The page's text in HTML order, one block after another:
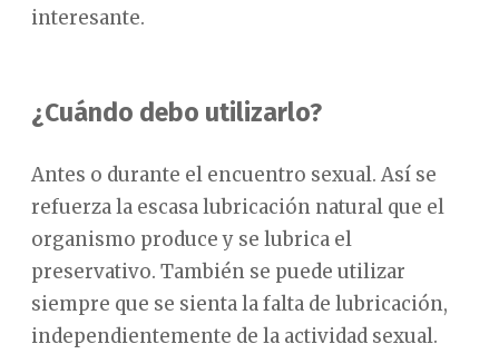
interesante.
¿Cuándo debo utilizarlo?
Antes o durante el encuentro sexual. Así se
refuerza la escasa lubricación natural que el
organismo produce y se lubrica el
preservativo. También se puede utilizar
siempre que se sienta la falta de lubricación,
independientemente de la actividad sexual.